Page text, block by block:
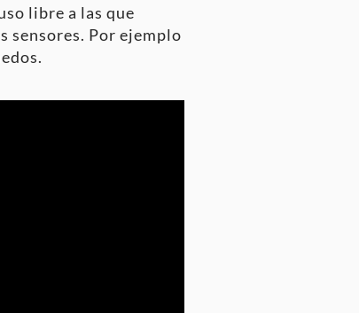
libre a las que
sensores. Por ejemplo